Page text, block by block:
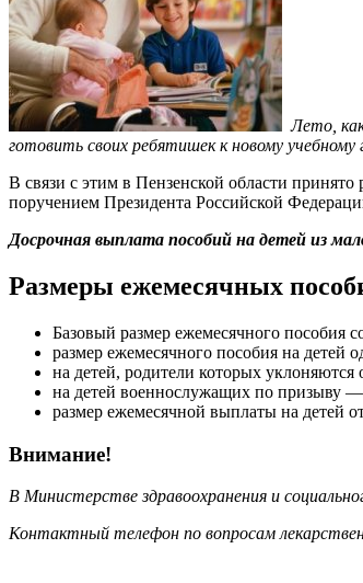
Лето,
готовить своих ребятишек к новому
В связи с этим в Пензенской области
поручением Президента Российской
Досрочная выплата пособий на детей из
Размеры ежемесячных
Базовый размер ежемесячного пособия
размер ежемесячного пособия на детей
на детей, родители которых
на детей военнослужащих по призыву
размер ежемесячной выплаты на детей
Внимание!
В Министерстве здравоохранения и
Контактный телефон по вопросам